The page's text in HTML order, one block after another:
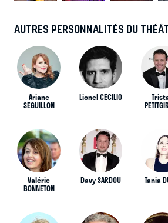
AUTRES PERSONNALITÉS DU
Ariane
SEGUILLON
Lionel CECILIO
Valérie
BONNETON
Davy SARDOU Tania